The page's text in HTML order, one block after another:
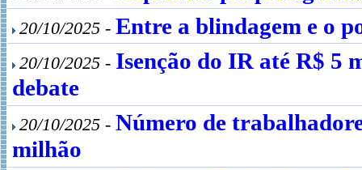
20/10/2025 - Entre a blindagem e o
20/10/2025 - Isenção do IR até R$ 5
debate
20/10/2025 - Número de
milhão